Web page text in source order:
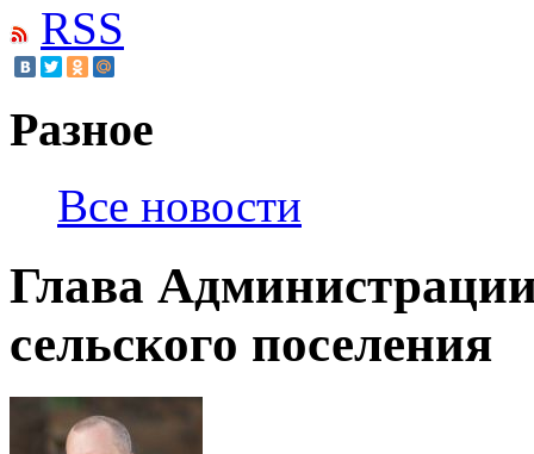
RSS
Разное
Все новости
Глава
сельского поселения